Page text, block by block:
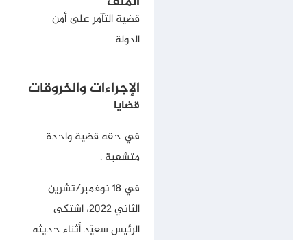
قضية التآمر على أمن
الدولة
الإجراءات والخروقات
قضايا
في حقه قضية واحدة
متشعبة .
في 18 نوفمبر/تشرين
الثاني 2022، اشتكى
الرئيس سعيّد أثناء حديثه